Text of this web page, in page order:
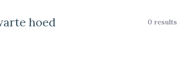
hoed 0 results